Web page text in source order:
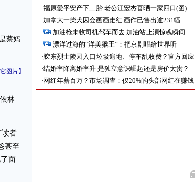
蔡妈
图片】
林
者
甚至
面
·福原爱平安产下二胎 老公江宏杰喜晒一家四口(图)
·加拿大一柴犬因会画画走红 画作已售出逾231幅
·
加油枪未收司机驾车而去 加油站上演惊魂瞬间
·
漂洋过海的“洋美猴王”：把京剧唱给世界听
·胶东烈士陵园入口垃圾遍地、停车乱收费？官方回应
·结婚率降离婚率升 是独立意识崛起还是房价太贵？
· 网红年薪百万？市场调查：仅20%的头部网红在赚钱